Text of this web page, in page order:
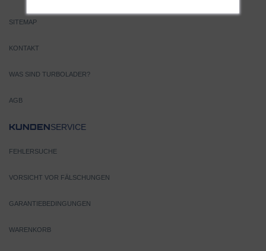
SITEMAP
KONTAKT
WAS SIND TURBOLADER?
AGB
KUNDENSERVICE
FEHLERSUCHE
VORSICHT VOR FÄLSCHUNGEN
GARANTIEBEDINGUNGEN
WARENKORB